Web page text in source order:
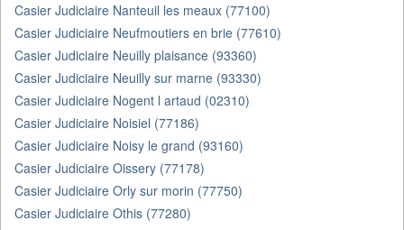
Casier Judiciaire Nanteuil les meaux (77100)
Casier Judiciaire Neufmoutiers en brie (77610)
Casier Judiciaire Neuilly plaisance (93360)
Casier Judiciaire Neuilly sur marne (93330)
Casier Judiciaire Nogent l artaud (02310)
Casier Judiciaire Noisiel (77186)
Casier Judiciaire Noisy le grand (93160)
Casier Judiciaire Oissery (77178)
Casier Judiciaire Orly sur morin (77750)
Casier Judiciaire Othis (77280)